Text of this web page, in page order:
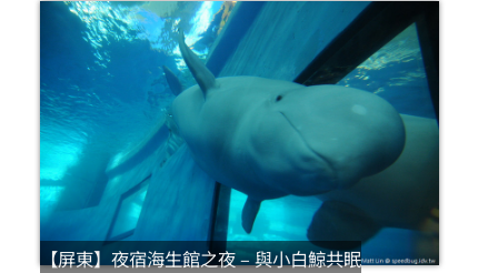
【屏東】夜宿海生館之夜 – 與小白鯨共眠